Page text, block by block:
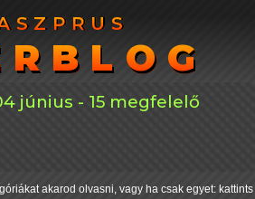
június - 15 megfelelő
akarod olvasni, vagy ha csak egyet: kattints